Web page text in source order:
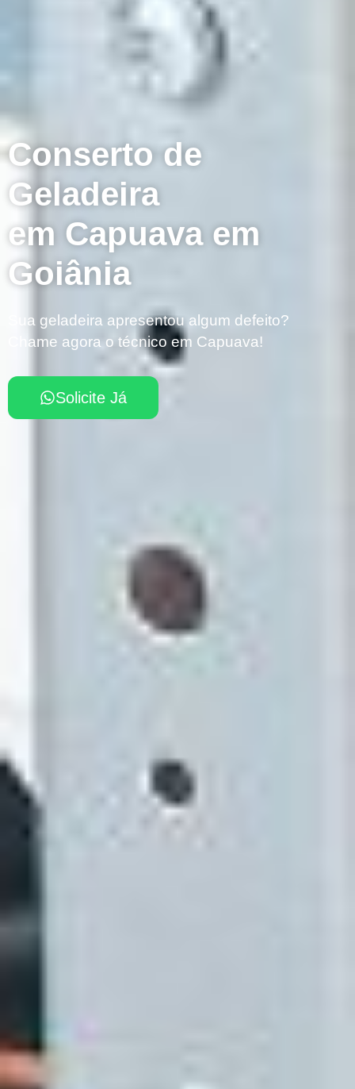
Conserto de
Geladeira
em Capuava em
Goiânia
Sua geladeira apresentou algum defeito?
Chame agora o técnico em Capuava!
Solicite Já